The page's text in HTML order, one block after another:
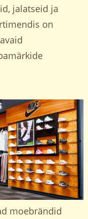
jalatseid ja
on
moebrändid